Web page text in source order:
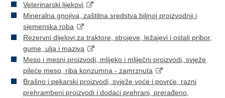
Veterinarski lijekovi
Mineralna gnojiva, zaštitna sredstva biljnoj proizvodnji i
sjemenska roba
Rezervni dijelovi za traktore, strojeve, ležajevi i ostali pribor,
gume, ulja i maziva
Meso i mesni proizvodi, mlijeko i mliječni proizvodi, svježe
pileće meso, riba konzumna - zamrznuta
Brašno i pekarski proizvodi, svježe voće i povrće, razni
prehrambeni proizvodi i dodaci prehrani, prerađeno,